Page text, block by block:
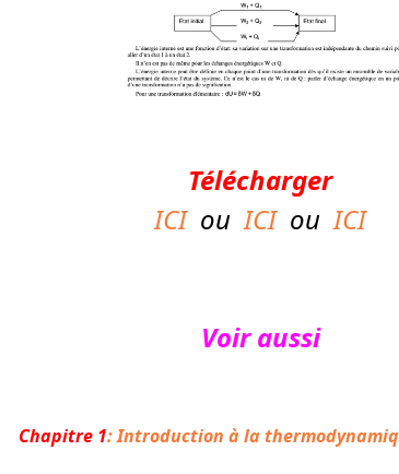
Télécharger
ICIouICIouICI
Voir aussi
Chapitre 1:Introduction à la